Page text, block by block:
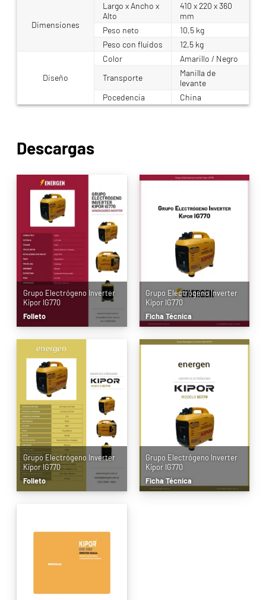
Dimensiones
Largo x Ancho x
Alto
410 x 220 x 360
mm
Peso neto
10,5 kg
Peso con fluidos
12,5 kg
Diseño
Color
Amarillo / Negro
Transporte
Manilla de
levante
Pocedencia
China
Descargas
Grupo Electrógeno Inverter
Kipor IG770
Folleto
Grupo Electrógeno Inverter
Kipor IG770
Ficha Técnica
Grupo Electrógeno Inverter
Kipor IG770
Folleto
Grupo Electrógeno Inverter
Kipor IG770
Ficha Técnica